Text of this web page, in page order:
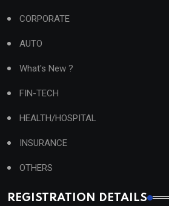
CORPORATE
AUTO
What's New ?
FIN-TECH
HEALTH/HOSPITAL
INSURANCE
OTHERS
REGISTRATION DETAILS